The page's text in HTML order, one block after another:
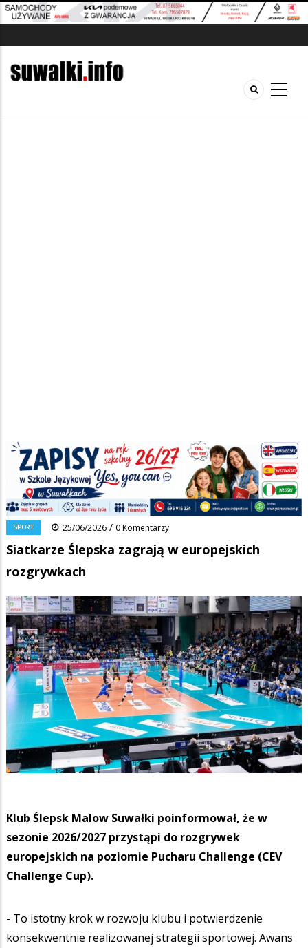
Ścieżka
nawigacyjna
Strona główna/Wiadomości /Sport/
Siatkarze Ślepska zagrają w europejskich rozgrywkach
Facebook PinterestTumblr
0 Reddit Share
SPORT 25/06/2026 / 0 Komentarzy
Siatkarze Ślepska zagrają w europejskich
rozgrywkach
Klub Ślepsk Malow Suwałki poinformował, że w
sezonie 2026/2027 przystąpi do rozgrywek
europejskich na poziomie Pucharu Challenge (CEV
Challenge Cup).
- To istotny krok w rozwoju klubu i potwierdzenie
konsekwentnie realizowanej strategii sportowej. Awans